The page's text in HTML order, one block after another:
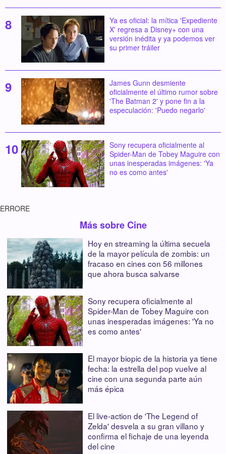
Ya es oficial: la mítica 'Expediente
X' regresa a Disney+ con una
versión inédita y ya podemos ver
su primer tráiler
James Gunn desmiente
oficialmente el último rumor sobre
'The Batman 2' y pone fin a la
especulación: 'Puedo negarlo'
Sony recupera oficialmente al
Spider-Man de Tobey Maguire con
unas inesperadas imágenes: 'Ya
no es como antes'
ERRORE
Más sobre Cine
Hoy en streaming la última secuela
de la mayor película de zombis: un
fracaso en cines con 56 millones
que ahora busca salvarse
Sony recupera oficialmente al
Spider-Man de Tobey Maguire con
unas inesperadas imágenes: 'Ya no
es como antes'
El mayor biopic de la historia ya tiene
fecha: la estrella del pop vuelve al
cine con una segunda parte aún
más épica
El live-action de 'The Legend of
Zelda' desvela a su gran villano y
confirma el fichaje de una leyenda
del cine